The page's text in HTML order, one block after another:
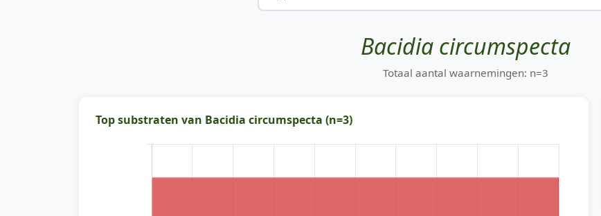
Bacidia circumspecta
Totaal aantal waarnemingen: n=3
Top substraten van Bacidia circumspecta (n=3)